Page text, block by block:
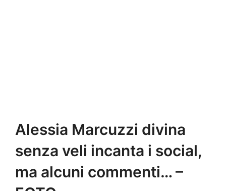
Alessia Marcuzzi divina
senza veli incanta i social,
ma alcuni commenti… –